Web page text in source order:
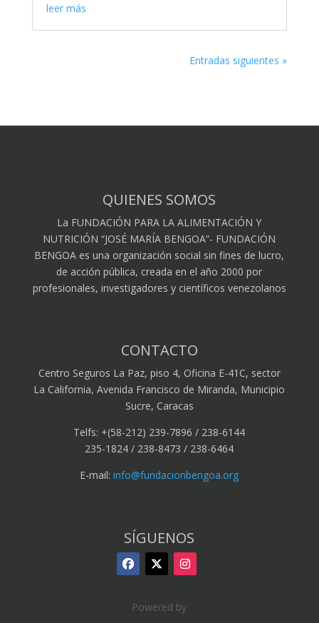
leer más
Entradas siguientes »
QUIENES SOMOS
La FUNDACIÓN PARA LA ALIMENTACIÓN Y
NUTRICIÓN “JOSÉ MARÍA BENGOA”- FUNDACIÓN
BENGOA es una organización social sin fines de lucro,
de acción pública, creada en el año 2000 por
profesionales, investigadores y científicos venezolanos
CONTACTO
Centro Seguros La Paz, piso 4, Oficina E-41C, sector
La California, Avenida Francisco de Miranda, Municipio
Sucre, Caracas
Telfs: +(58-212) 239-7896 / 238-6144
235-1824 / 238-8473 / 238-6464
E-mail:info@fundacionbengoa.org
SÍGUENOS
Powered by